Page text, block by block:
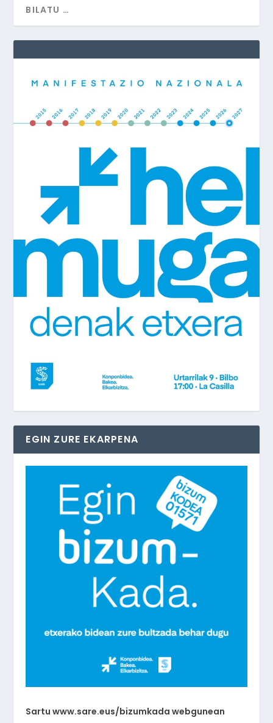
EGIN ZURE EKARPENA
Sartu www.sare.eus/bizumkada webgunean